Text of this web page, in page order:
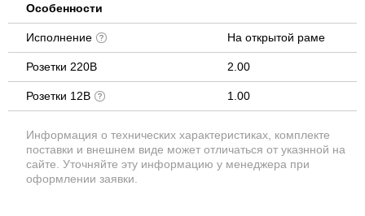
Особенности
Исполнение На открытой раме
Розетки 220В 2.00
Розетки 12В 1.00
Информация о технических характеристиках, комплекте
поставки и внешнем виде может отличаться от указнной на
сайте. Уточняйте эту информацию у менеджера при
оформлении заявки.